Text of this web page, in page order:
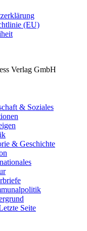
(EU)
Verlag GmbH
& Soziales
& Geschichte
Seite